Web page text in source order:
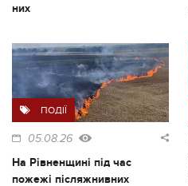
них
ПОДІЇ
05.08.26
На Рівненщині під час
пожежі післяжнивних